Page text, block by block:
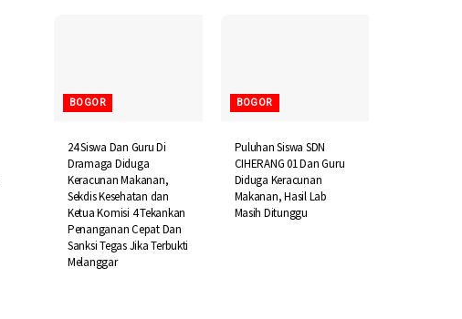
BOGOR
24 Siswa Dan Guru Di
Dramaga Diduga
Keracunan Makanan,
Sekdis Kesehatan dan
Ketua Komisi 4 Tekankan
Penanganan Cepat Dan
Sanksi Tegas Jika Terbukti
Melanggar
BOGOR
Puluhan Siswa SDN
CIHERANG 01 Dan Guru
Diduga Keracunan
Makanan, Hasil Lab
Masih Ditunggu